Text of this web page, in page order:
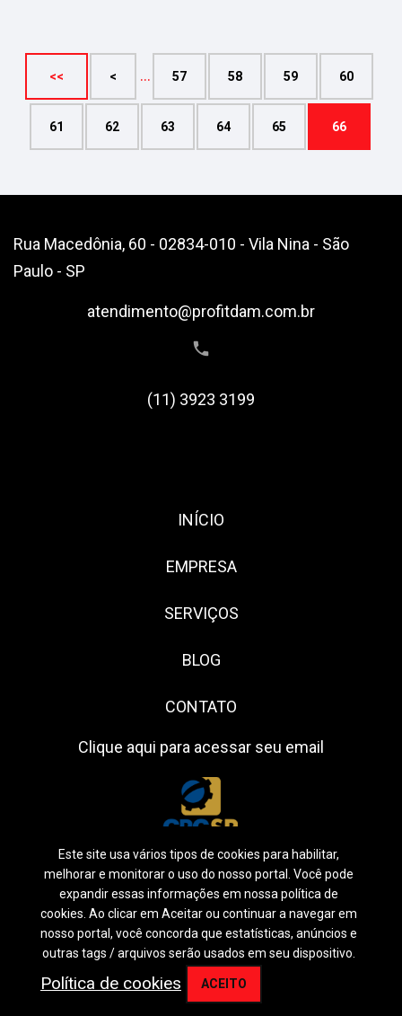
<< < … 57 58 59 60
61 62 63 64 65 66
Este site usa vários tipos de cookies para habilitar,
melhorar e monitorar o uso do nosso portal. Você pode
expandir essas informações em nossa política de
cookies. Ao clicar em Aceitar ou continuar a navegar em
nosso portal, você concorda que estatísticas, anúncios e
outras tags / arquivos serão usados em seu dispositivo.
Política de cookies ACEITO
Rua Macedônia, 60 - 02834-010 - Vila Nina - São
Paulo - SP
atendimento@profitdam.com.br
(11) 3923 3199
INÍCIO
EMPRESA
SERVIÇOS
BLOG
CONTATO
Clique aqui para acessar seu email
Siga-nos:
2026 © Profitdam. Política de Privacidade